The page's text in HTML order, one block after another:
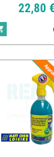
22,80